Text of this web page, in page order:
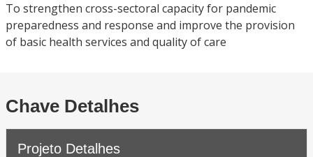
To strengthen cross-sectoral capacity for pandemic
preparedness and response and improve the provision
of basic health services and quality of care
Chave Detalhes
Projeto Detalhes